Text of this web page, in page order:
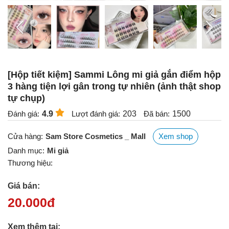
[Hộp tiết kiệm] Sammi Lông mi giả gắn điểm hộp
3 hàng tiện lợi gân trong tự nhiên (ảnh thật shop
tự chụp)
Đánh giá: 4.9 Lượt đánh giá: 203 Đã bán: 1500
Cửa hàng: Sam Store Cosmetics _ Mall
Xem shop
Danh mục: Mi giả
Thương hiệu:
Giá bán:
20.000đ
Xem thêm tại: